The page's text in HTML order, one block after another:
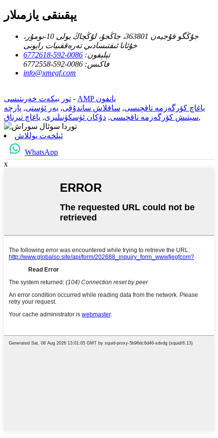
يېقىنقى يازمىلار
جۇڭگو فۇجيەن 363801، جاڭجۇ، لۇڭچاڭ يولى 10-نومۇر،
خۇئانا ئىقتىسادىي تەرەققىيات رايونى
تېلېفون: 0086-592-6772618
فاكىس: 0086-592-6772558
info@xmegf.com
تور بېكەت خەرىتىسى -
AMP يانفون
ياغاچ كۆرگەزمە تاقچىسى, ساقلاش ساندۇقى, يەر ئۈستى, پارچە
سېتىش كۆرگەزمە تاقچىسى, دۇكان ئۈسكۈنىلىرى, ياغاچ تىرناق ,
ئېلخەت يوللاش
WhatsApp
x